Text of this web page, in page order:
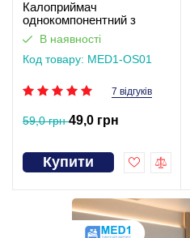
Калоприймач
однокомпонентний з
фільтром, закритого типу
Med1
В наявності
Код товару: MED1-OS01
7 відгуків
59,0 грн49,0 грн
Купити